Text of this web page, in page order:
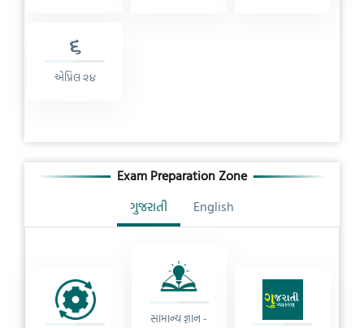
૬
એપ્રિલ ૨૪
Exam Preparation Zone
ગુજરાતી
English
સામાન્ય જ્ઞાન -